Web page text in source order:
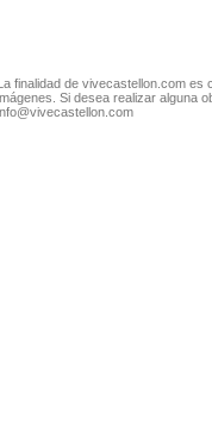
finalidad de vivecastellon.com
Si desea realizar alguna